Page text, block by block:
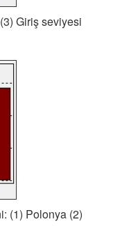
Giriş seviyesi
(1) Polonya (2)